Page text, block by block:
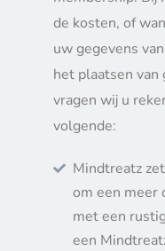
de kosten, of
uw gegevens
het plaatsen
vragen wij u
volgende:
Mindtreatz
om een meer
met een
een